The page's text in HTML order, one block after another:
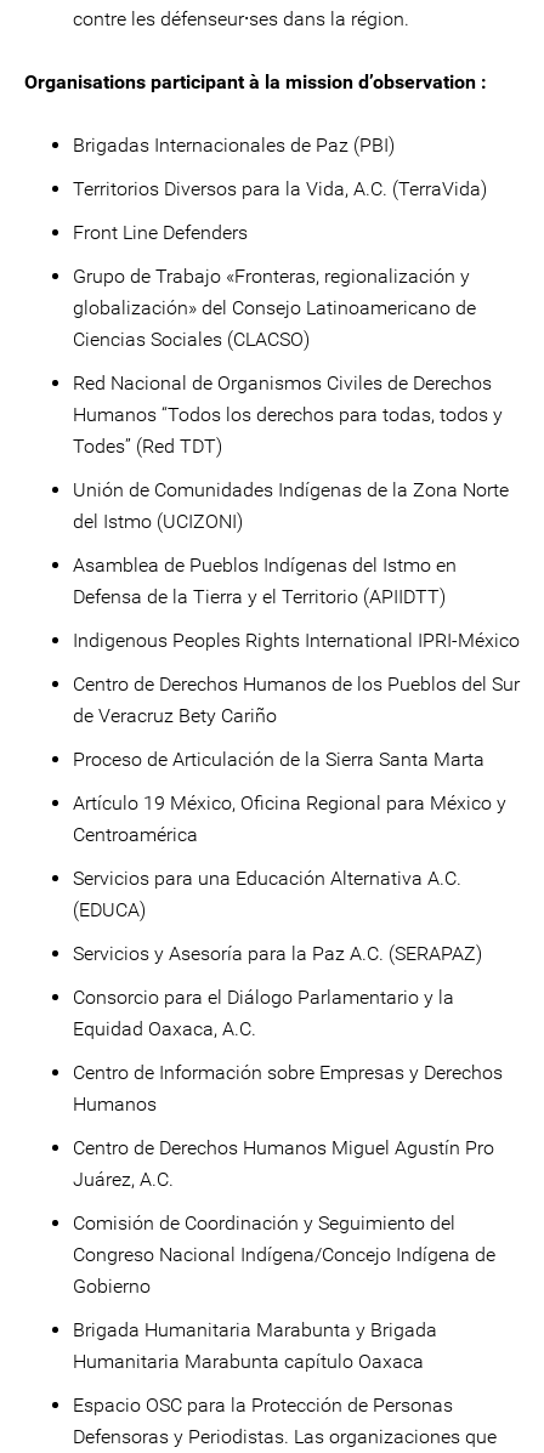
contre les défenseur⸱ses dans la région.
Organisations participant à la mission d’observation :
Brigadas Internacionales de Paz (PBI)
Territorios Diversos para la Vida, A.C. (TerraVida)
Front Line Defenders
Grupo de Trabajo «Fronteras, regionalización y
globalización» del Consejo Latinoamericano de
Ciencias Sociales (CLACSO)
Red Nacional de Organismos Civiles de Derechos
Humanos “Todos los derechos para todas, todos y
Todes” (Red TDT)
Unión de Comunidades Indígenas de la Zona Norte
del Istmo (UCIZONI)
Asamblea de Pueblos Indígenas del Istmo en
Defensa de la Tierra y el Territorio (APIIDTT)
Indigenous Peoples Rights International IPRI-México
Centro de Derechos Humanos de los Pueblos del Sur
de Veracruz Bety Cariño
Proceso de Articulación de la Sierra Santa Marta
Artículo 19 México, Oficina Regional para México y
Centroamérica
Servicios para una Educación Alternativa A.C.
(EDUCA)
Servicios y Asesoría para la Paz A.C. (SERAPAZ)
Consorcio para el Diálogo Parlamentario y la
Equidad Oaxaca, A.C.
Centro de Información sobre Empresas y Derechos
Humanos
Centro de Derechos Humanos Miguel Agustín Pro
Juárez, A.C.
Comisión de Coordinación y Seguimiento del
Congreso Nacional Indígena/Concejo Indígena de
Gobierno
Brigada Humanitaria Marabunta y Brigada
Humanitaria Marabunta capítulo Oaxaca
Espacio OSC para la Protección de Personas
Defensoras y Periodistas. Las organizaciones que